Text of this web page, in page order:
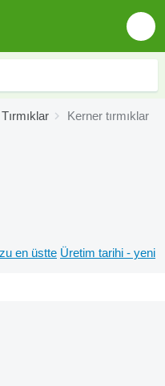
Tırmıklar Kerner tırmıklar
en üstte Üretim tarihi - yeni